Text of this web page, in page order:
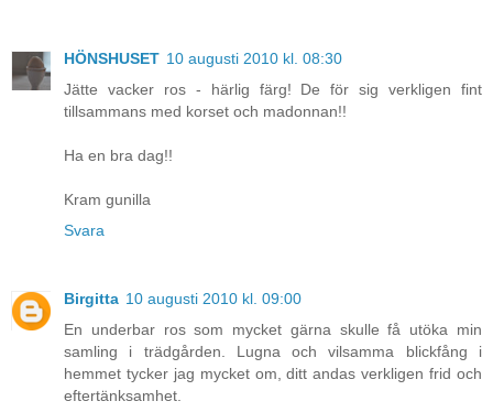
HÖNSHUSET 10 augusti 2010 kl. 08:30
Jätte vacker ros - härlig färg! De för sig verkligen fint
tillsammans med korset och madonnan!!
Ha en bra dag!!
Kram gunilla
Svara
Birgitta 10 augusti 2010 kl. 09:00
En underbar ros som mycket gärna skulle få utöka min
samling i trädgården. Lugna och vilsamma blickfång i
hemmet tycker jag mycket om, ditt andas verkligen frid och
eftertänksamhet.